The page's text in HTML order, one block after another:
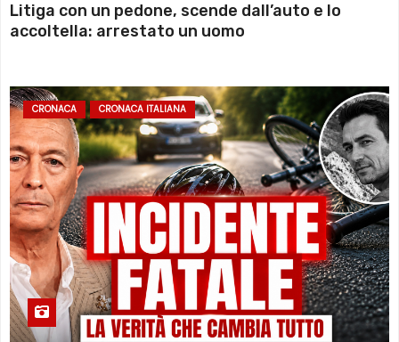
Litiga con un pedone, scende dall’auto e lo
accoltella: arrestato un uomo
CRONACA CRONACA ITALIANA